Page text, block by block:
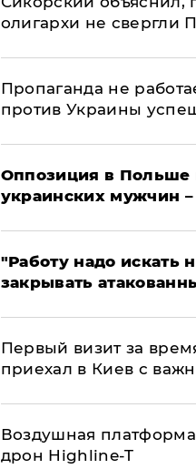
олигархи не свергли
​Пропаганда не
против Украины
Оппозиция в Польше
украинских мужчин –
"Работу надо искать
закрывать
Первый визит за
приехал в Киев с
Воздушная
дрон Highline-T